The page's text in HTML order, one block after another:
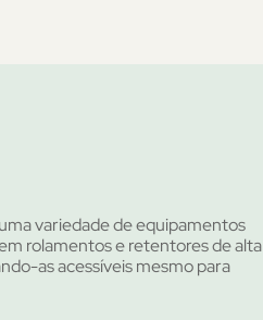
variedade de equipamentos
rolamentos e retentores de alta
as acessíveis mesmo para